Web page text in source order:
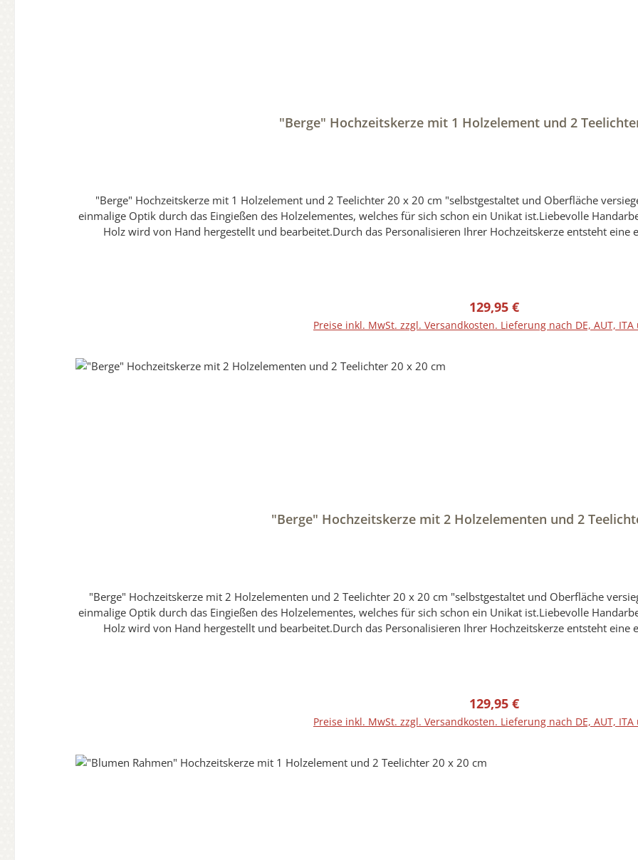
"Berge" Hochzeitskerze mit 1 Holzelement und 2
"Berge" Hochzeitskerze mit 1 Holzelement und 2 Teelichter 20 x 20 cm "selbstgestaltet und Oberfläche versiegelt "Hochzeitskerze mit Holzelement aus Stearin.Eine
einmalige Optik durch das Eingießen des Holzelementes, welches für sich schon ein Unikat ist.Liebevolle
Holz wird von Hand hergestellt und bearbeitet.Durch das Personalisieren Ihrer Hochzeitskerze entsteht eine
nicht Bestandteil der Bestellung.Hersteller-Artikel-Nr.:
Regulärer Preis:
129,95 €
Preise inkl. MwSt. zzgl. Versandkosten. Lieferung nach DE, AUT, ITA
"Berge" Hochzeitskerze mit 2 Holzelementen und 2
"Berge" Hochzeitskerze mit 2 Holzelementen und 2 Teelichter 20 x 20 cm "selbstgestaltet und Oberfläche versiegelt "Hochzeitskerze mit Holzelement aus Stearin.Eine
einmalige Optik durch das Eingießen des Holzelementes, welches für sich schon ein Unikat ist.Liebevolle
Holz wird von Hand hergestellt und bearbeitet.Durch das Personalisieren Ihrer Hochzeitskerze entsteht eine
nicht Bestandteil der Bestellung.Hersteller-Artikel-Nr.:
Regulärer Preis:
129,95 €
Preise inkl. MwSt. zzgl. Versandkosten. Lieferung nach DE, AUT, ITA